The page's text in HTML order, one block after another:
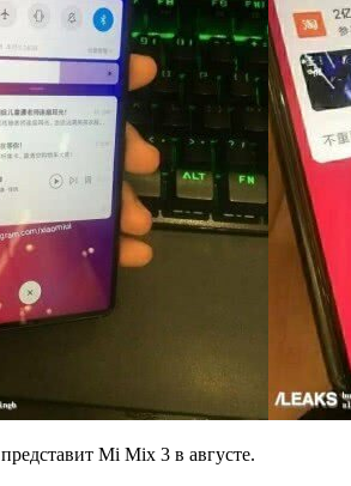
представит Mi Mix 3 в августе.